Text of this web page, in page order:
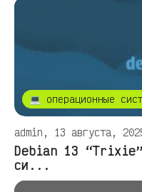
💻 операционные
admin, 13 августа,
Debian 13
си...